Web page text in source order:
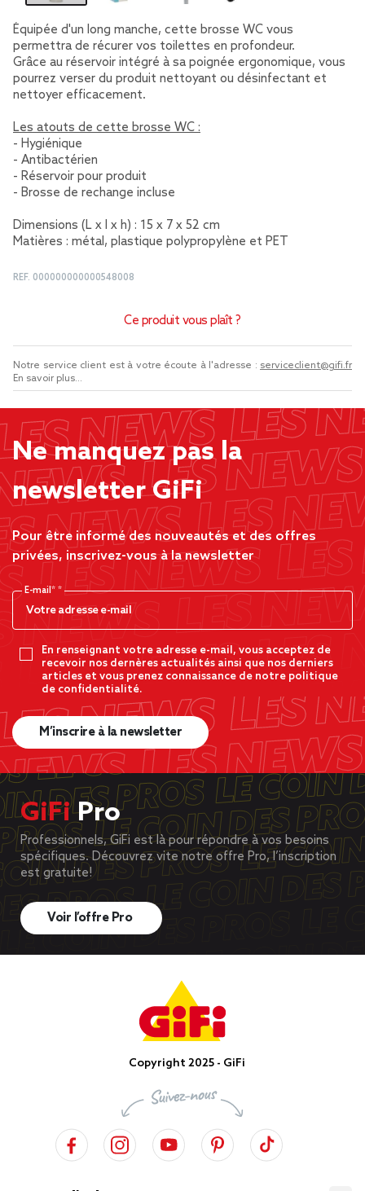
Équipée d'un long manche, cette brosse WC vous
permettra de récurer vos toilettes en profondeur.
Grâce au réservoir intégré à sa poignée ergonomique, vous
pourrez verser du produit nettoyant ou désinfectant et
nettoyer efficacement.
Les atouts de cette brosse WC :
- Hygiénique
- Antibactérien
- Réservoir pour produit
- Brosse de rechange incluse
Dimensions (L x l x h) : 15 x 7 x 52 cm
Matières : métal, plastique polypropylène et PET
REF. 000000000000548008
Ce produit vous plaît ?
Notre service client est à votre écoute à l'adresse : serviceclient@gifi.fr
En savoir plus...
Ne manquez pas la
newsletter GiFi
Pour être informé des nouveautés et des offres
privées, inscrivez-vous à la newsletter
E-mail*
En renseignant votre adresse e-mail, vous acceptez de
recevoir nos dernères actualités ainsi que nos derniers
articles et vous prenez connaissance de notre politique
de confidentialité.
M’inscrire à la newsletter
GiFiPro
Professionnels, GiFi est là pour répondre à vos besoins
spécifiques. Découvrez vite notre offre Pro, l’inscription
est gratuite!
Voir l’offre Pro
Copyright 2025 - GiFi